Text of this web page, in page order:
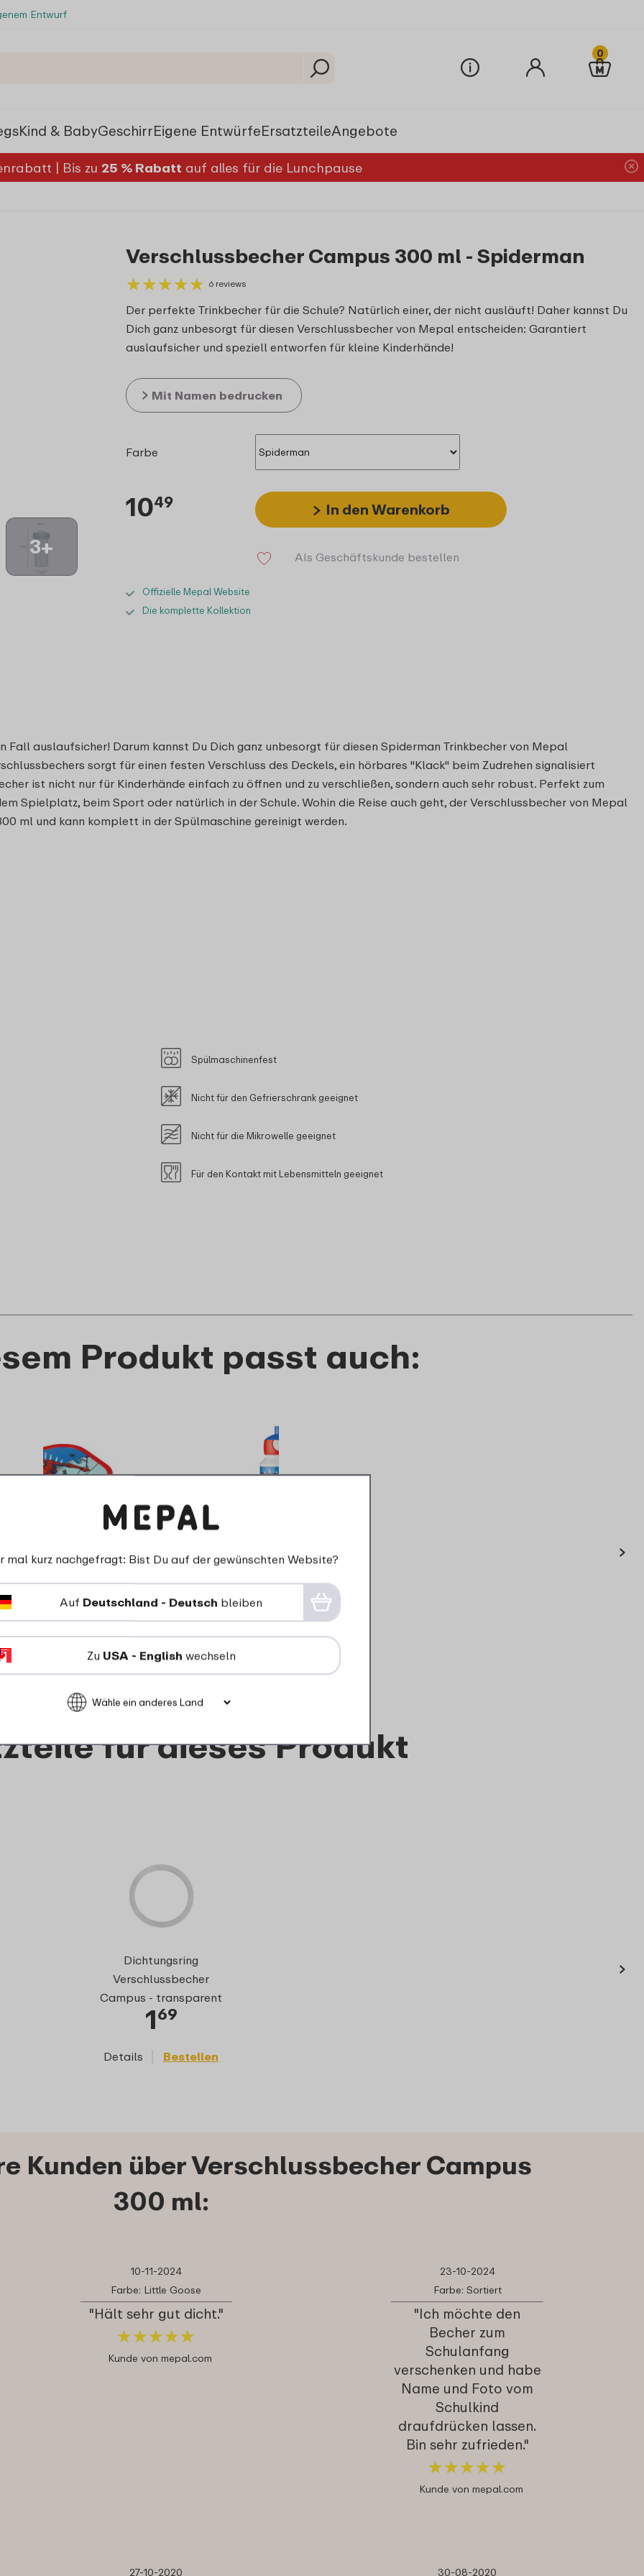
Entwurf
0
Kind & BabyGeschirrEigene EntwürfeErsatzteileAngebote
| Bis zu 25 % Rabatt auf alles für die Lunchpause
3+
Verschlussbecher Campus 300 ml - Spiderman
★★★★★
★★★★★ 6 reviews
Der perfekte Trinkbecher für die Schule? Natürlich einer, der nicht ausläuft! Daher kannst Du
Dich ganz unbesorgt für diesen Verschlussbecher von Mepal entscheiden: Garantiert
auslaufsicher und speziell entworfen für kleine Kinderhände!
Mit Namen bedrucken
Farbe
1049 In den Warenkorb
Als Geschäftskunde bestellen
Offizielle Mepal Website
Die komplette Kollektion
auslaufsicher! Darum kannst Du Dich ganz unbesorgt für diesen Spiderman Trinkbecher von Mepal
sorgt für einen festen Verschluss des Deckels, ein hörbares "Klack" beim Zudrehen signalisiert
ist nicht nur für Kinderhände einfach zu öffnen und zu verschließen, sondern auch sehr robust. Perfekt zum
Spielplatz, beim Sport oder natürlich in der Schule. Wohin die Reise auch geht, der Verschlussbecher von Mepal
ml und kann komplett in der Spülmaschine gereinigt werden.
Spülmaschinenfest
Nicht für den Gefrierschrank geeignet
Nicht für die Mikrowelle geeignet
Für den Kontakt mit Lebensmitteln geeignet
Produkt passt auch:
Brotdose mit
Einsatz und Gabel -
Spiderman
1199
Campus 400 ml -
Spiderman
1399
Bestellen
›
für dieses Produkt
Dichtungsring
Verschlussbecher
Campus - transparent
169
Details Bestellen
›
Kunden über Verschlussbecher Campus
300 ml:
10-11-2024
Farbe: Little Goose
"Hält sehr gut dicht."
★★★★★
★★★★★
Kunde von mepal.com
23-10-2024
Farbe: Sortiert
"Ich möchte den
Becher zum
Schulanfang
verschenken und habe
Name und Foto vom
Schulkind
draufdrücken lassen.
Bin sehr zufrieden."
★★★★★
★★★★★
Kunde von mepal.com
27-10-2020 30-08-2020
mal kurz nachgefragt: Bist Du auf der gewünschten Website?
Auf Deutschland - Deutsch bleiben
Zu USA - English wechseln